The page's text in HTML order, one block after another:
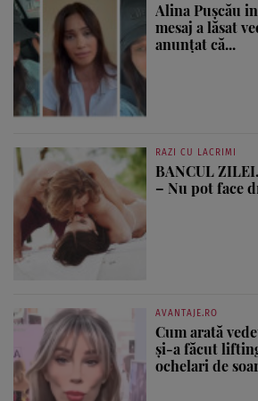
Alina Pușcău
mesaj a lăsat
anunțat că...
RAZI CU LACRIMI
BANCUL
– Nu pot face
AVANTAJE.RO
Cum arată
și-a făcut
ochelari de